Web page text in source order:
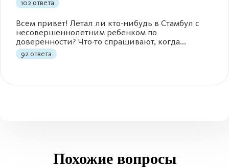
102 ответа
Всем привет! Летал ли кто-нибудь в Стамбул с
несовершеннолетним ребенком по
доверенности? Что-то спрашивают, когда...
92 ответа
Похожие вопросы